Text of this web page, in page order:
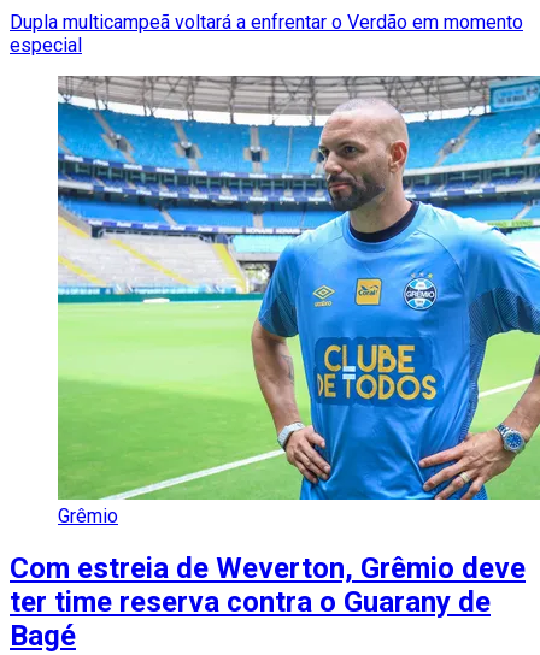
Dupla multicampeã voltará a enfrentar o Verdão em momento
especial
Grêmio
Com estreia de Weverton, Grêmio deve
ter time reserva contra o Guarany de
Bagé